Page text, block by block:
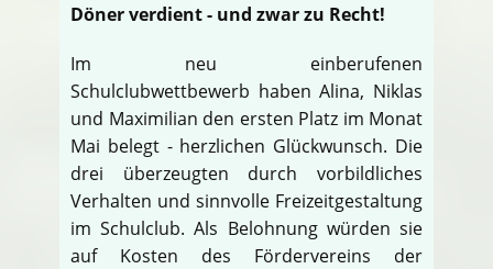
Döner verdient - und zwar zu Recht!
Im neu einberufenen
Schulclubwettbewerb haben Alina, Niklas
und Maximilian den ersten Platz im Monat
Mai belegt - herzlichen Glückwunsch. Die
drei überzeugten durch vorbildliches
Verhalten und sinnvolle Freizeitgestaltung
im Schulclub. Als Belohnung würden sie
auf Kosten des Fördervereins der